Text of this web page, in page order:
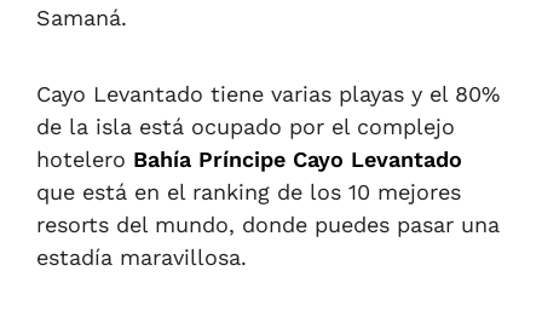
Samaná.
Cayo Levantado tiene varias playas y el 80%
de la isla está ocupado por el complejo
hotelero Bahía Príncipe Cayo Levantado
que está en el ranking de los 10 mejores
resorts del mundo, donde puedes pasar una
estadía maravillosa.